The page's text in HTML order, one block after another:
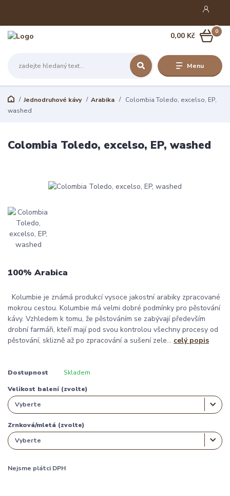
Menu
0
0,00 Kč
Jednodruhové kávy Arabika
Colombia Toledo, excelso, EP,
washed
Colombia Toledo, excelso, EP, washed
100% Arabica
Kolumbie je známá produkcí vysoce jakostní arabiky zpracované
mokrou cestou. Kolumbie má velmi dobré podmínky pro pěstování
kávy. Vzhledem k tomu, že pěstováním se zabývají především
drobní farmáři, kteří mají pod svou kontrolou všechny procesy od
pěstování, sklizně až po zpracování a sušení zele... celý popis
Dostupnost Skladem
Velikost balení (zvolte)
Zrnková/mletá (zvolte)
Nejsme plátci DPH